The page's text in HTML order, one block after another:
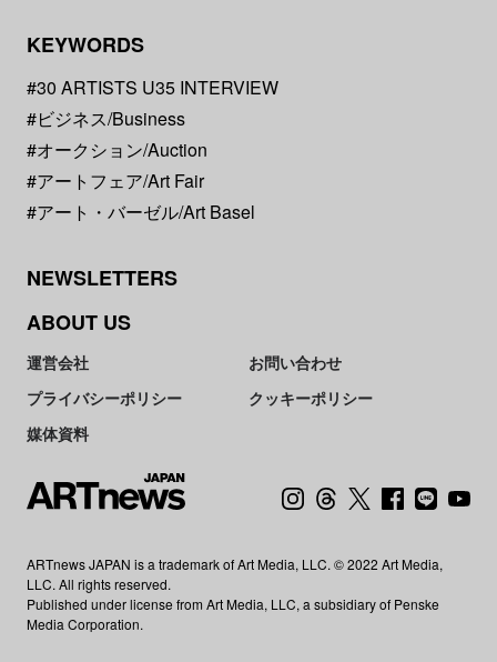
KEYWORDS
#30 ARTISTS U35 INTERVIEW
#ビジネス/Business
#オークション/Auction
#アートフェア/Art Fair
#アート・バーゼル/Art Basel
NEWSLETTERS
ABOUT US
運営会社
お問い合わせ
プライバシーポリシー
クッキーポリシー
媒体資料
ARTnews JAPAN is a trademark of Art Media, LLC. © 2022 Art Media,
LLC. All rights reserved.
Published under license from Art Media, LLC, a subsidiary of Penske
Media Corporation.